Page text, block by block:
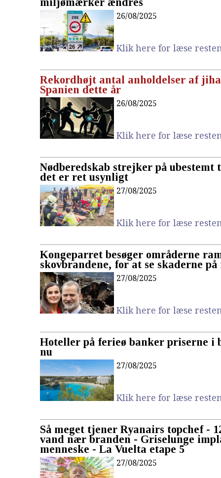
26/08/2025
Klik here for læse
Rekordhøjt antal anholdelser af
Spanien dette år
26/08/2025
Klik here for læse
Nødberedskab strejker på ubestemt
det er ret usynligt
27/08/2025
Klik here for læse
Kongeparret besøger områderne
skovbrandene, for at se skaderne
27/08/2025
Klik here for læse
Hoteller på ferieø banker priserne i
nu
27/08/2025
Klik here for læse
Så meget tjener Ryanairs topchef -
vand nær branden - Griselunge
menneske - La Vuelta etape 5
27/08/2025